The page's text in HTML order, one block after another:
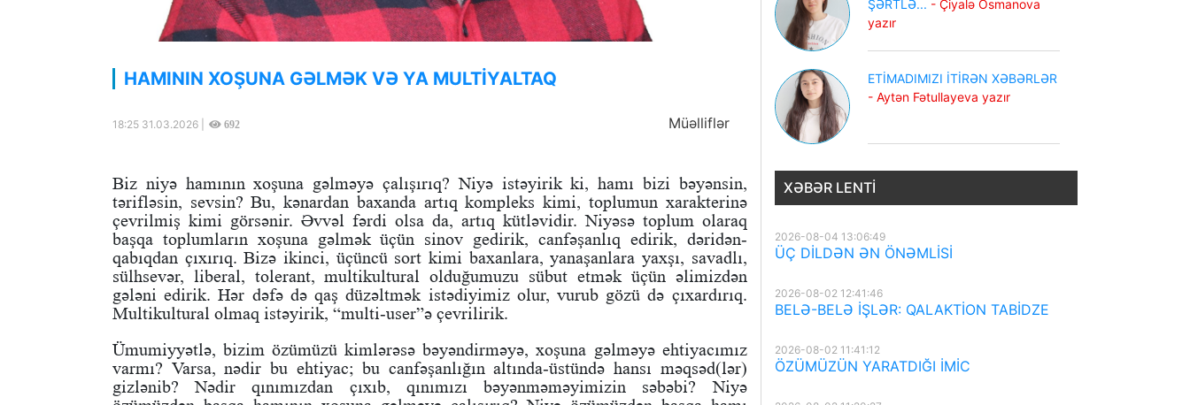
HAMININ XOŞUNA GƏLMƏK VƏ YA MULTİYALTAQ
18:25 31.03.2026 | 692 Müəlliflər
Biz niyə hamının xoşuna gəlməyə çalışırıq? Niyə istəyirik ki, hamı bizi bəyənsin,
tərifləsin, sevsin? Bu, kənardan baxanda artıq kompleks kimi, toplumun xarakterinə
çevrilmiş kimi görsənir. Əvvəl fərdi olsa da, artıq kütləvidir. Niyəsə toplum olaraq
başqa toplumların xoşuna gəlmək üçün sinov gedirik, canfəşanlıq edirik, dəridən-
qabıqdan çıxırıq. Bizə ikinci, üçüncü sort kimi baxanlara, yanaşanlara yaxşı, savadlı,
sülhsevər, liberal, tolerant, multikultural olduğumuzu sübut etmək üçün əlimizdən
gələni edirik. Hər dəfə də qaş düzəltmək istədiyimiz olur, vurub gözü də çıxardırıq.
Multikultural olmaq istəyirik, “multi-user”ə çevrilirik.
Ümumiyyətlə, bizim özümüzü kimlərəsə bəyəndirməyə, xoşuna gəlməyə ehtiyacımız
varmı? Varsa, nədir bu ehtiyac; bu canfəşanlığın altında-üstündə hansı məqsəd(lər)
gizlənib? Nədir qınımızdan çıxıb, qınımızı bəyənməməyimizin səbəbi? Niyə
ŞƏRTLƏ... - Çiyalə Osmanova
yazır
ETİMADIMIZI İTİRƏN XƏBƏRLƏR
- Aytən Fətullayeva yazır
XƏBƏR LENTI
2026-08-04 13:06:49
ÜÇ DİLDƏN ƏN ÖNƏMLİSİ
2026-08-02 12:41:46
BELƏ-BELƏ İŞLƏR: QALAKTİON TABİDZE
2026-08-02 11:41:12
ÖZÜMÜZÜN YARATDIĞI İMİC